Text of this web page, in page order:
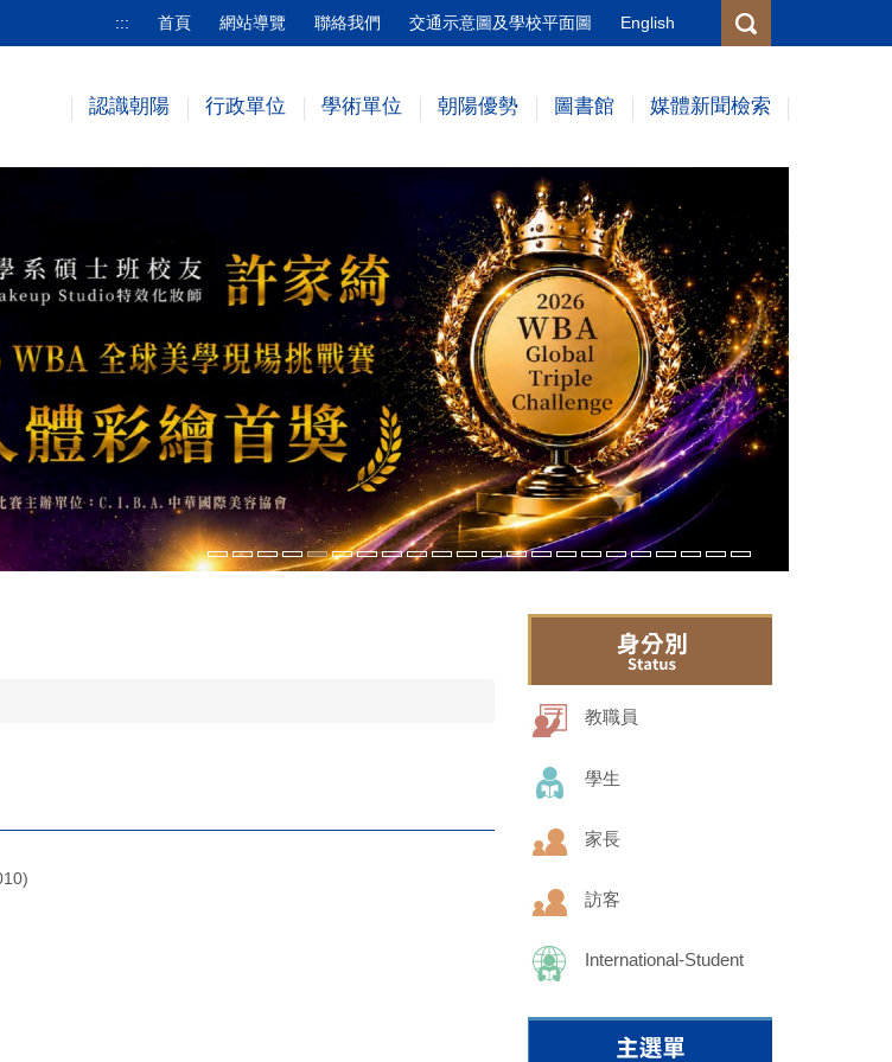
::: 首頁 網站導覽 聯絡我們 交通示意圖及學校平面圖 English
認識朝陽 行政單位 學術單位 朝陽優勢 圖書館 媒體新聞檢索
教職員
學生
家長
訪客
International-Student